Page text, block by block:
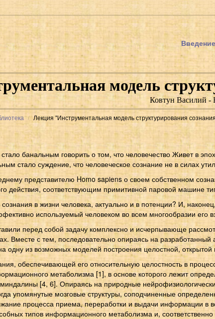
Введение
модель
Ковтун Василий -
Лекция "Инструментальная модель структурирования
банальным говорить о том, что человечество Живет в
стало суждение, что человеческое сознание не в силах
представителю Homo sapiens о своем собственном
действия, соответствующим примитивной паровой машине
в жизни человека, актуально и в потенции? И,
используемый человеком во всем многообразии его
перед собой задачу комплексно и исчерпывающе
Вместе с тем, последовательно опираясь на
одну из возможных моделей построения целостной, открытой
обеспечивающей его относительную целостность в
метаболизма [1], в основе которого лежит
миндалины [4, 6]. Опираясь на природные
упомянутые мозговые структуры, соподчиненные
процесса приема, переработки и выдачи информации в
типов информационного метаболизма и, соответственно